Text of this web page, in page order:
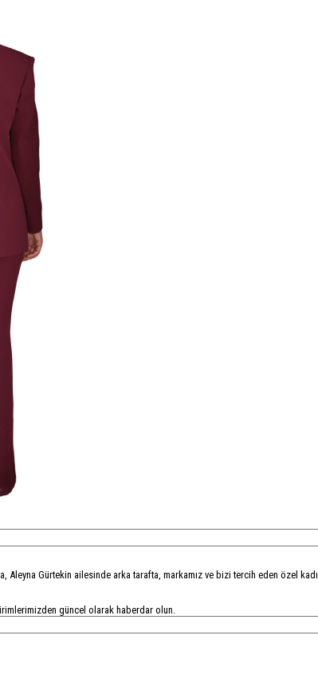
Aleyna Gürtekin ailesinde arka tarafta, markamız ve bizi tercih eden özel
güncel olarak haberdar olun.